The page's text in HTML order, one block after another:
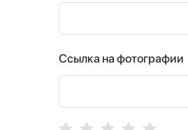
Ссылка на фотографии